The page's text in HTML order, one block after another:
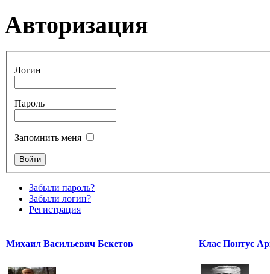
Авторизация
Логин
Пароль
Запомнить меня
Забыли пароль?
Забыли логин?
Регистрация
Михаил Васильевич Бекетов Клас Понтус